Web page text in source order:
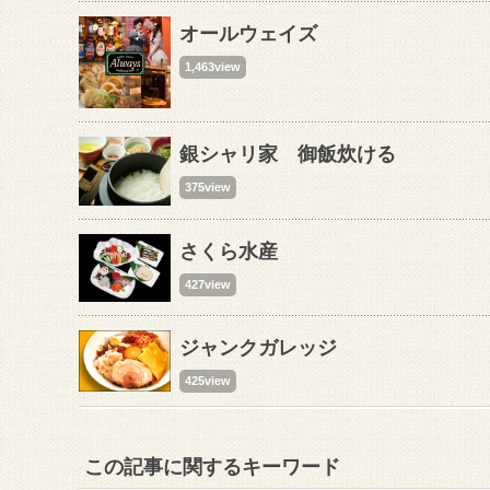
オールウェイズ
1,463view
銀シャリ家 御飯炊ける
375view
さくら水産
427view
ジャンクガレッジ
425view
この記事に関するキーワード